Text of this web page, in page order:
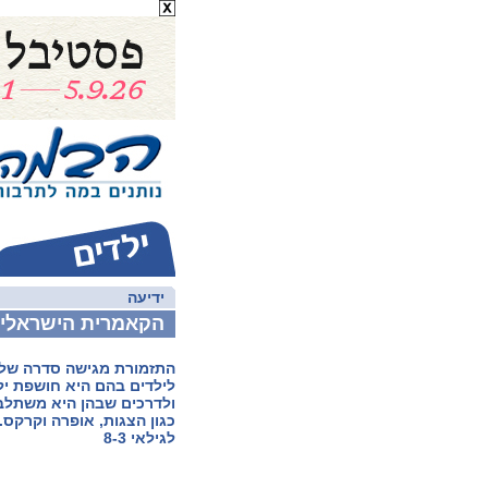
ידיעה
הקאמרית
התזמורת מגישה סדרה
לילדים בהם היא חושפת
ולדרכים שבהן היא
כגון הצגות, אופרה
לגילאי 8-3